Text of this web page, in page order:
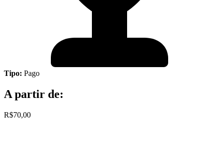
Tipo: Pago
A partir de:
R$70,00